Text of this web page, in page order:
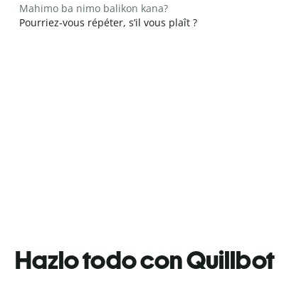
Mahimo ba nimo balikon kana?
Pourriez-vous répéter, s’il vous plaît ?
Hazlo todo con Quillbot